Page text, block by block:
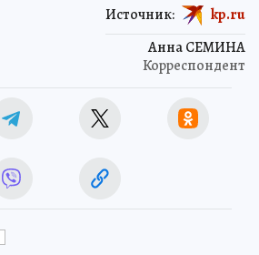
Анна СЕМИНА
Корреспондент
Источник: kp.ru